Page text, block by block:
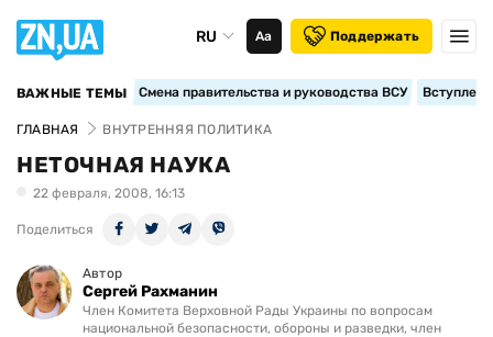
RU Аа Поддержать
ВАЖНЫЕ ТЕМЫ Смена правительства и руководства ВСУ
ГЛАВНАЯ ВНУТРЕННЯЯ ПОЛИТИКА
НЕТОЧНАЯ НАУКА
22 февраля, 2008, 16:13
Поделиться
Автор
Сергей Рахманин
Член Комитета Верховной Рады Украины по вопросам
национальной безопасности, обороны и разведки, член